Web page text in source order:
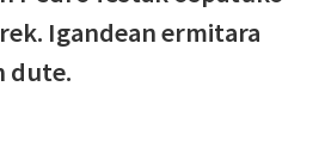
Igandean ermitara
dute.